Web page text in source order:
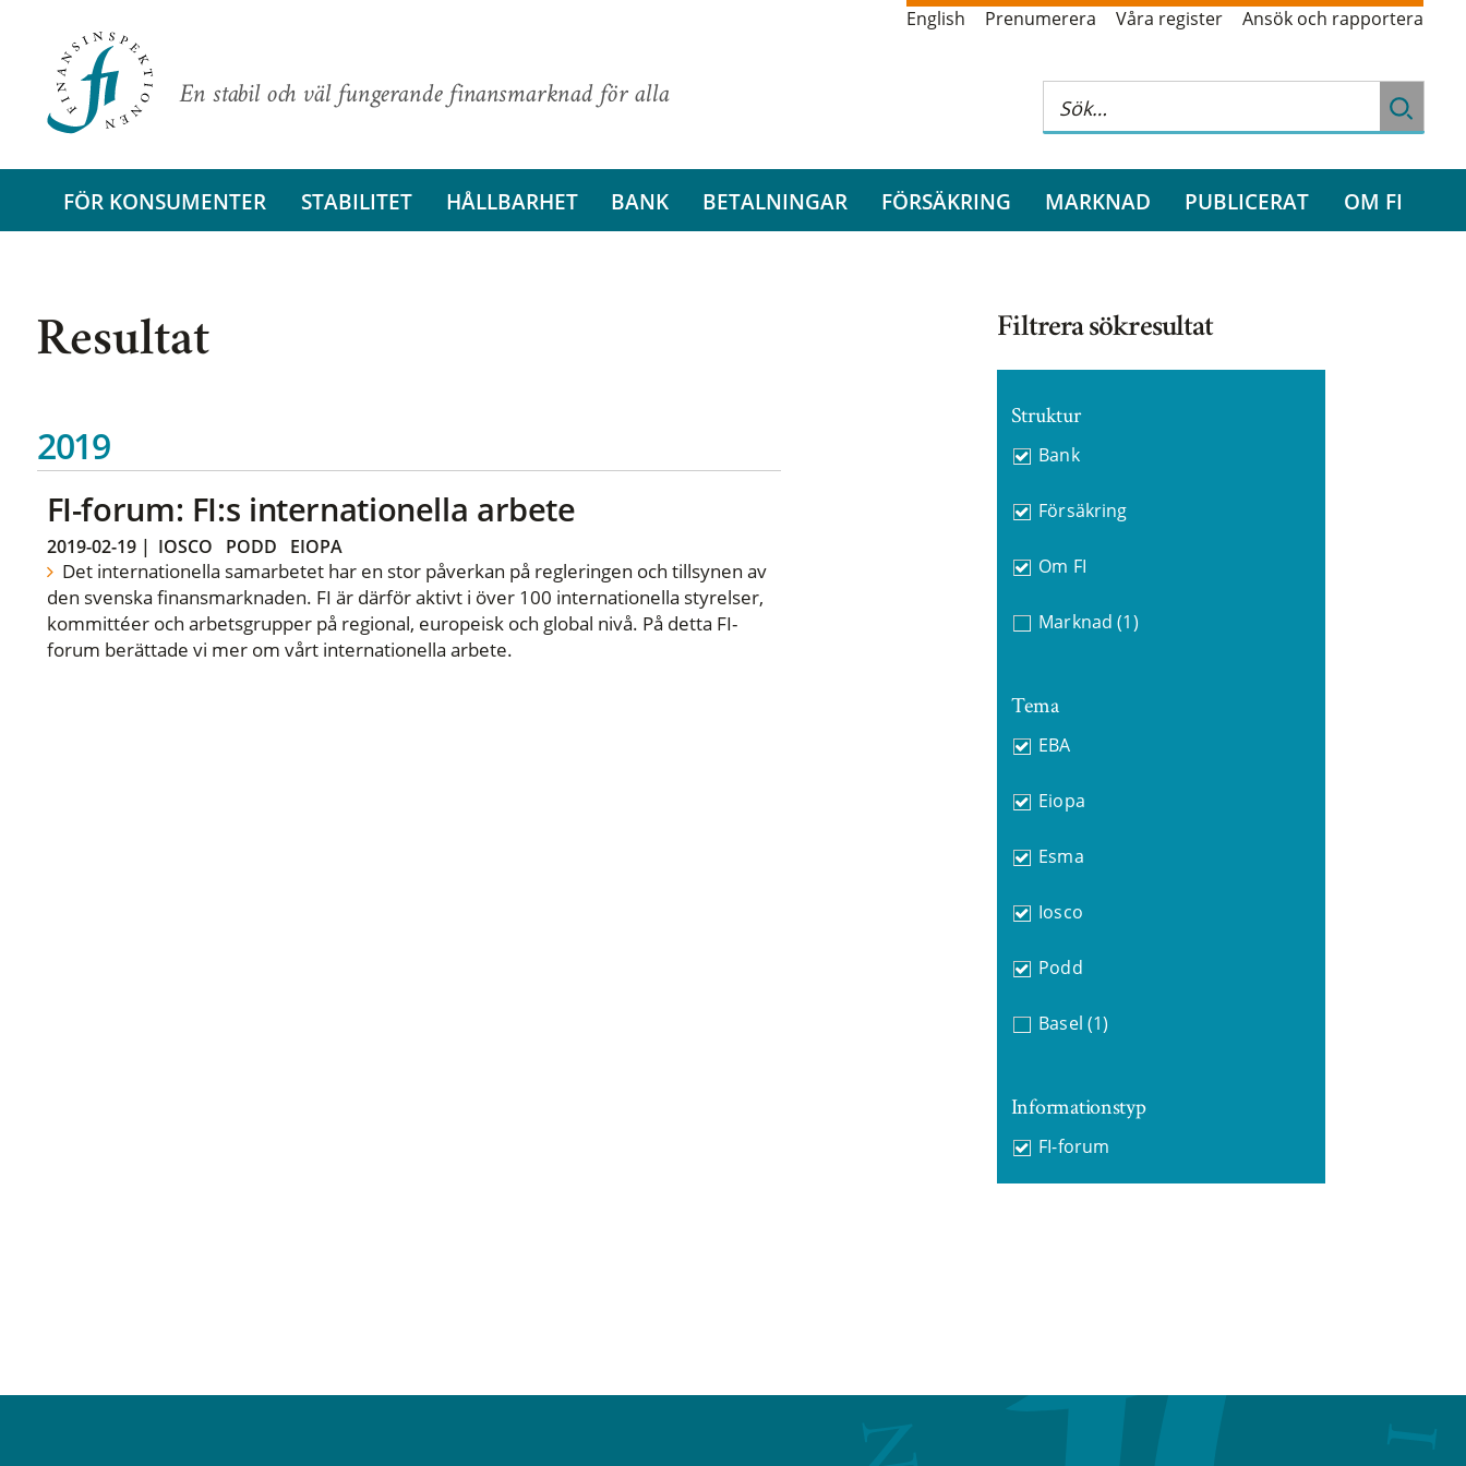
En stabil och väl fungerande finansmarknad för alla
English Prenumerera Våra register Ansök och rapportera
FÖR KONSUMENTER STABILITET HÅLLBARHET BANK BETALNINGAR FÖRSÄKRING MARKNAD PUBLICERAT OM FI
Resultat
2019
FI-forum: FI:s internationella arbete
2019-02-19| IOSCO PODD EIOPA
Det internationella samarbetet har en stor påverkan på regleringen och tillsynen av
den svenska finansmarknaden. FI är därför aktivt i över 100 internationella styrelser,
kommittéer och arbetsgrupper på regional, europeisk och global nivå. På detta FI-
forum berättade vi mer om vårt internationella arbete.
Filtrera sökresultat
Struktur
Bank
Försäkring
Om FI
Marknad (1)
Tema
EBA
Eiopa
Esma
Iosco
Podd
Basel (1)
Informationstyp
FI-forum